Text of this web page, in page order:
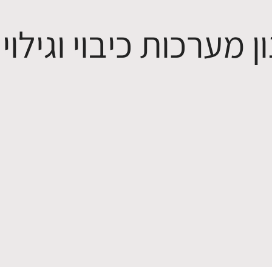
מערכות כיבוי